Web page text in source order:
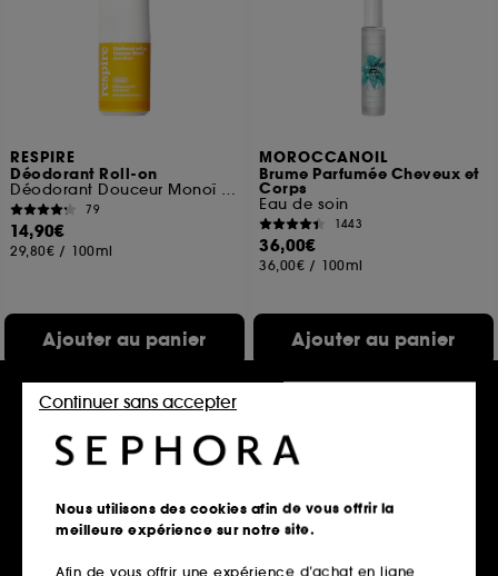
RESPIRE
Déodorant Roll-on
Déodorant Douceur Monoï Efficacité 24H
79
14,90€
29,80€ / 100ml
Ajouter au panier
MOROCCANOIL
Brume Parfumée Cheveux et
Corps
Eau de soin
1443
36,00€
36,00€ / 100ml
Ajouter au panier
Nous utilisons des cookies afin de vous offrir la
meilleure expérience sur notre site.
Afin de vous offrir une expérience d’achat en ligne
Continuer sans accepter